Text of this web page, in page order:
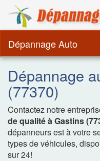
Dépannage Auto
Dépannage
(77370)
Contactez notre
de qualité à Gastins
dépanneurs est à votre
types de véhicules,
sur 24!